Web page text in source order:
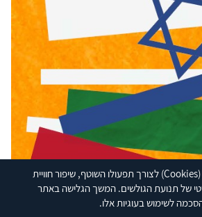
לצורך תפעולו השוטף, שיפור חוויית
של תנועת הגולשים. המשך הגלישה באתר
לשימוש בעוגיות אלו.